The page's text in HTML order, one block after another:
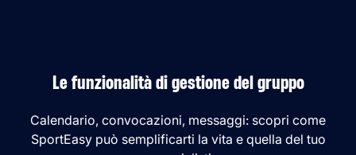
Le funzionalità di gestione del gruppo
Calendario, convocazioni, messaggi: scopri come
SportEasy può semplificarti la vita e quella del tuo